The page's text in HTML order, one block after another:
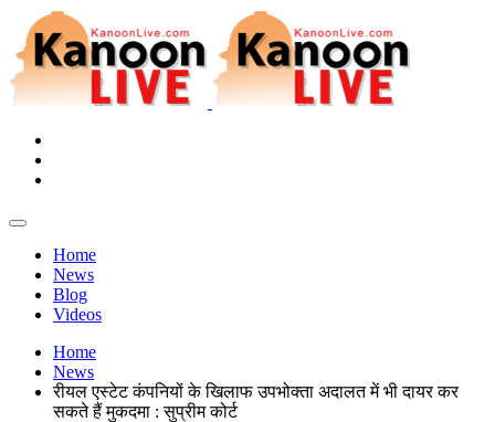
Home
News
Blog
Videos
Home
News
रीयल एस्टेट कंपनियों के खिलाफ उपभोक्ता अदालत में भी दायर कर
सकते हैं मुकदमा : सुप्रीम कोर्ट